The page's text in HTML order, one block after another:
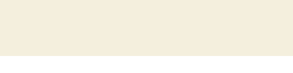
kæmper for at forsørge sin
Cam, får han pillet hendes